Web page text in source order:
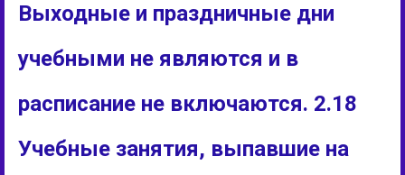
Выходные и праздничные дни
учебными не являются и в
расписание не включаются. 2.18
Учебные занятия, выпавшие на